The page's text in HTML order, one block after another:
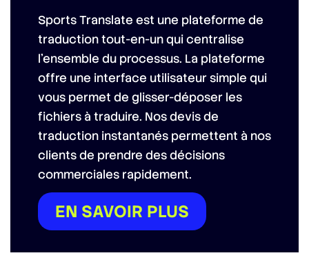
Sports Translate est une plateforme de
traduction tout-en-un qui centralise
l’ensemble du processus. La plateforme
offre une interface utilisateur simple qui
vous permet de glisser-déposer les
fichiers à traduire. Nos devis de
traduction instantanés permettent à nos
clients de prendre des décisions
commerciales rapidement.
EN SAVOIR PLUS